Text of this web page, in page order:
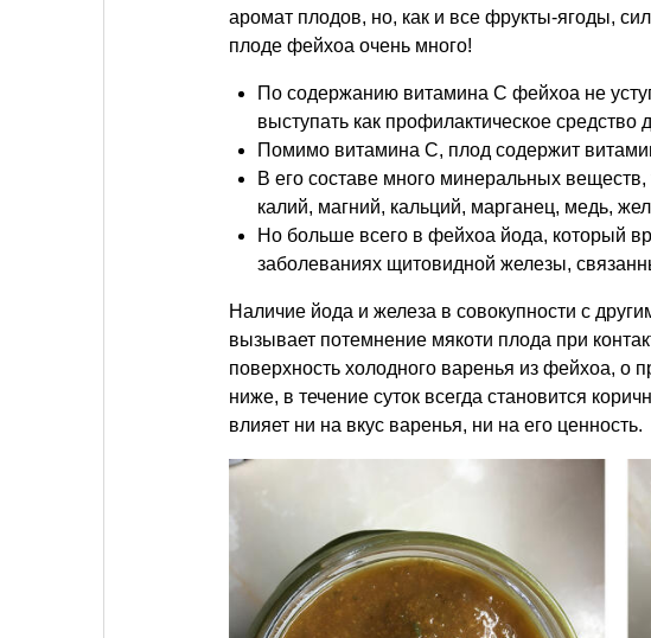
аромат плодов, но, как и все фрукты-ягоды,
плоде фейхоа очень много!
По содержанию витамина С фейхоа не
выступать как профилактическое
Помимо витамина С, плод содержит
В его составе много минеральных
калий, магний, кальций, марганец, медь,
Но больше всего в фейхоа йода, который
заболеваниях щитовидной железы,
Наличие йода и железа в совокупности с
вызывает потемнение мякоти плода при
поверхность холодного варенья из фейхоа, о
ниже, в течение суток всегда становится
влияет ни на вкус варенья, ни на его ценность.